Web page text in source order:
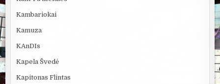
Kambariokai
Kamuza
KAnDIs
Kapela Švedė
Kapitonas Flintas